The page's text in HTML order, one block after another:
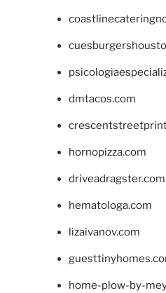
dmtacos.com
hornopizza.com
driveadragster.com
hematologa.com
lizaivanov.com
home-plow-by-